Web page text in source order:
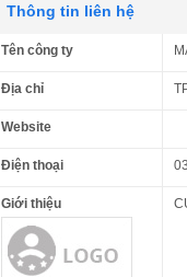
Thông tin liên hệ
Tên công ty
Địa chỉ
Website
Điện thoại
Giới thiệu